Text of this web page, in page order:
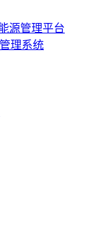
源管理平台
理系统